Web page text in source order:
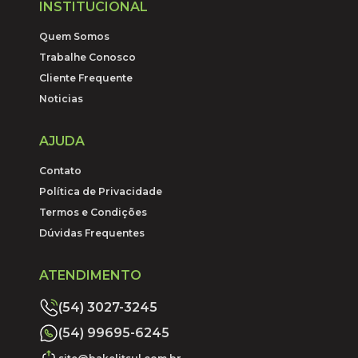
INSTITUCIONAL
Quem Somos
Trabalhe Conosco
Cliente Frequente
Noticias
AJUDA
Contato
Política de Privacidade
Termos e Condições
Dúvidas Frequentes
ATENDIMENTO
(54) 3027-3245
(54) 99695-6245